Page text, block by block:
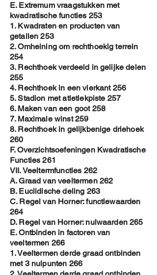
E. Extremum vraagstukken met
kwadratische functies 253
1. Kwadraten en producten van
getallen 253
2. Omheining om rechthoekig terrein
254
3. Rechthoek verdeeld in gelijke delen
255
4. Rechthoek in een vierkant 256
5. Stadion met atletiekpiste 257
6. Maken van een goot 258
7. Maximale winst 259
8. Rechthoek in gelijkbenige driehoek
260
F. Overzichtsoefeningen Kwadratische
Functies 261
VII. Veeltermfuncties 262
A. Graad van veeltermen 262
B. Euclidische deling 263
C. Regel van Horner: functiewaarden
264
D. Regel van Horner: nulwaarden 265
E. Ontbinden in factoren van
veeltermen 266
1. Veeltermen derde graad ontbinden
met 3 nulpunten 266